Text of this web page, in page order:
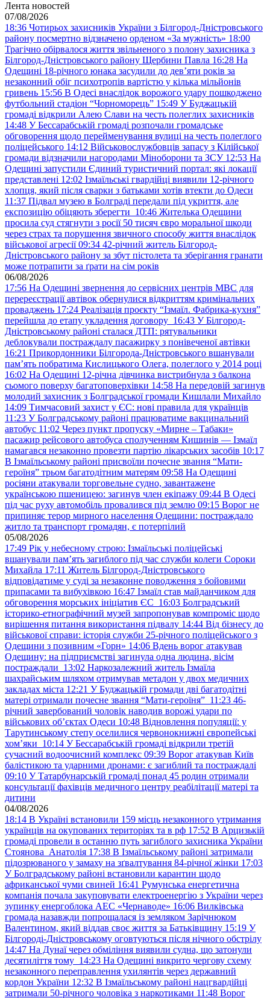
Лента новостей
07/08/2026
18:36 Чотирьох захисників України з Білгород-Дністровського
району посмертно відзначено орденом «За мужність» 18:00
Трагічно обірвалося життя звільненого з полону захисника з
Білгород-Дністровського району Щербини Павла 16:28 На
Одещині 18-річного юнака засудили до дев’яти років за
незаконний обіг психотропів вартістю у кілька мільйонів
гривень 15:56 В Одесі внаслідок ворожого удару пошкоджено
футбольний стадіон “Чорноморець” 15:49 У Буджацькій
громаді відкрили Алею Слави на честь полеглих захисників
14:48 У Бессарабській громаді розпочали громадське
обговорення щодо перейменування вулиці на честь полеглого
поліцейського 14:12 Військовослужбовців запасу з Кілійської
громади відзначили нагородами Міноборони та ЗСУ 12:53 На
Одещині запустили Єдиний туристичний портал: які локації
представлені 12:02 Ізмаїльські гвардійці виявили 12-річного
хлопця, який після сварки з батьками хотів втекти до Одеси
11:37 Підвал музею в Болграді передали під укриття, але
експозицію обіцяють зберегти 10:46 Жителька Одещини
просила суд стягнути з росії 50 тисяч євро моральної шкоди
через страх та порушення звичного способу життя внаслідок
військової агресії 09:34 42-річний житель Білгород-
Дністровського району за збут пістолета та зберігання гранати
може потрапити за ґрати на сім років
06/08/2026
17:56 На Одещині звернення до сервісних центрів МВС для
перереєстрації автівок обернулися відкриттям кримінальних
проваджень 17:24 Реалізація проєкту “Ізмаїл. Фабрика-кухня”
перейшла до етапу укладення договору 16:43 У Білгород-
Дністровському районі сталася ДТП: рятувальники
деблокували постраждалу пасажирку з понівеченої автівки
16:21 Прикордонники Білгорода-Дністровського вшанували
пам’ять побратима Кислицького Олега, полеглого у 2014 році
16:02 На Одещині 12-річна дівчинка вистрибнула з балкона
сьомого поверху багатоповерхівки 14:58 На передовій загинув
молодий захисник з Болградської громади Кишлали Михайло
14:09 Тимчасовий захист у ЄС: нові правила для українців
11:23 У Болградському районі працюватиме вакцинальний
автобус 11:02 Через пункт пропуску «Мирне – Табаки»
пасажир рейсового автобуса сполученням Кишинів — Ізмаїл
намагався незаконно провезти партію лікарських засобів 10:17
В Ізмаїльському районі присвоїли почесне звання “Мати-
героїня” трьом багатодітним матерям 09:58 На Одещині
росіяни атакували торговельне судно, завантажене
українською пшеницею: загинув член екіпажу 09:44 В Одесі
під час руху автомобіль провалився під землю 09:15 Ворог не
припиняє терор мирного населення Одещини: постраждало
житло та транспорт громадян, є потерпілий
05/08/2026
17:49 Рік у небесному строю: Ізмаїльські поліцейські
вшанували пам’ять загиблого під час служби колеги Сороки
Михайла 17:11 Житель Білгород-Дністровського
відповідатиме у суді за незаконне поводження з бойовими
припасами та вибухівкою 16:47 Ізмаїл став майданчиком для
обговорення морських ініціатив ЄС 16:03 Болградський
історико-етнографічний музей запропонував компроміс щодо
вирішення питання використання підвалу 14:44 Від бізнесу до
військової справи: історія служби 25-річного поліцейського з
Одещини з позивним «Горн» 14:06 Вдень ворог атакував
Одещину: на підприємстві загинула одна людина, вісім
постраждали 13:02 Наркозалежний житель Ізмаїла
шахрайським шляхом отримував метадон у двох медичних
закладах міста 12:21 У Буджацькій громади дві багатодітні
матері отримали почесне звання “Мати-героїня” 11:23 46-
річний завербований чоловік наводив ворожі удари по
військових обʼєктах Одеси 10:48 Відновлення популяції: у
Тарутинському степу оселилися червонокнижні європейські
хом’яки 10:14 У Бессарабській громаді відкрили третій
сучасний водоочисний комплекс 09:39 Ворог атакував Київ
балістикою та ударними дронами: є загиблий та постраждалі
09:10 У Татарбунарській громаді понад 45 родин отримали
консультації фахівців медичного центру реабілітації матері та
дитини
04/08/2026
18:14 В Україні встановили 159 місць незаконного утримання
українців на окупованих територіях та в рф 17:52 В Арцизькій
громаді провели в останню путь загиблого захисника України
Стоянова Анатолія 17:38 В Ізмаїльському районі затримали
підозрюваного у замаху на зґвалтування 84-річної жінки 17:03
У Болградському районі встановили карантин щодо
африканської чуми свиней 16:41 Румунська енергетична
компанія почала закуповувати електроенергію з України через
зупинку енергоблока АЕС «Чернаводе» 16:06 Вилківська
громада назавжди попрощалася із земляком Зарічнюком
Валентином, який віддав своє життя за Батьківщину 15:19 У
Білгороді-Дністровському оговтуються після нічного обстрілу
14:47 На Дунаї через обміління виявили судна, що затонули
десятиліття тому 14:23 На Одещині викрито чергову схему
незаконного переправлення ухилянтів через державний
кордон України 12:32 В Ізмаїльському районі нацгвардійці
затримали 50-річного чоловіка з наркотиками 11:48 Ворог